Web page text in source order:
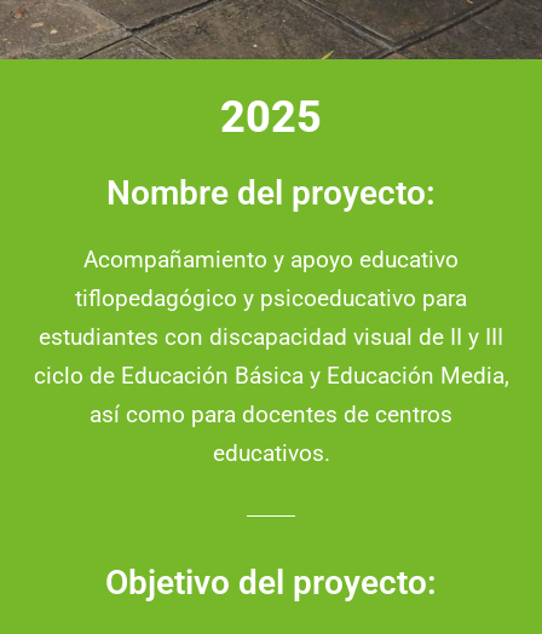
2025
Nombre del proyecto:
Acompañamiento y apoyo educativo
tiflopedagógico y psicoeducativo para
estudiantes con discapacidad visual de II y III
ciclo de Educación Básica y Educación Media,
así como para docentes de centros
educativos.
Objetivo del proyecto: